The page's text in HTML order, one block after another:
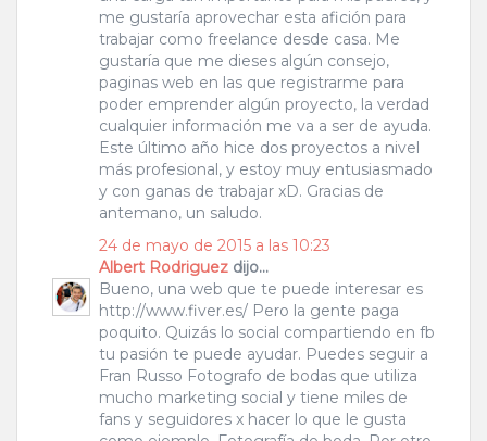
me gustaría aprovechar esta afición para
trabajar como freelance desde casa. Me
gustaría que me dieses algún consejo,
paginas web en las que registrarme para
poder emprender algún proyecto, la verdad
cualquier información me va a ser de ayuda.
Este último año hice dos proyectos a nivel
más profesional, y estoy muy entusiasmado
y con ganas de trabajar xD. Gracias de
antemano, un saludo.
24 de mayo de 2015 a las 10:23
Albert Rodriguez dijo...
Bueno, una web que te puede interesar es
http://www.fiver.es/ Pero la gente paga
poquito. Quizás lo social compartiendo en fb
tu pasión te puede ayudar. Puedes seguir a
Fran Russo Fotografo de bodas que utiliza
mucho marketing social y tiene miles de
fans y seguidores x hacer lo que le gusta